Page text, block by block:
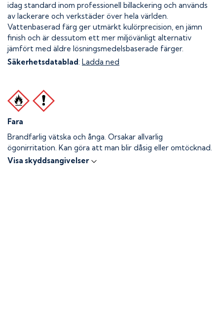
idag standard inom professionell billackering och används
av lackerare och verkstäder över hela världen.
Vattenbaserad färg ger utmärkt kulörprecision, en jämn
finish och är dessutom ett mer miljövänligt alternativ
jämfört med äldre lösningsmedelsbaserade färger.
Säkerhetsdatablad: Ladda ned
Fara
Brandfarlig vätska och ånga. Orsakar allvarlig
ögonirritation. Kan göra att man blir dåsig eller omtöcknad.
Visa skyddsangivelser